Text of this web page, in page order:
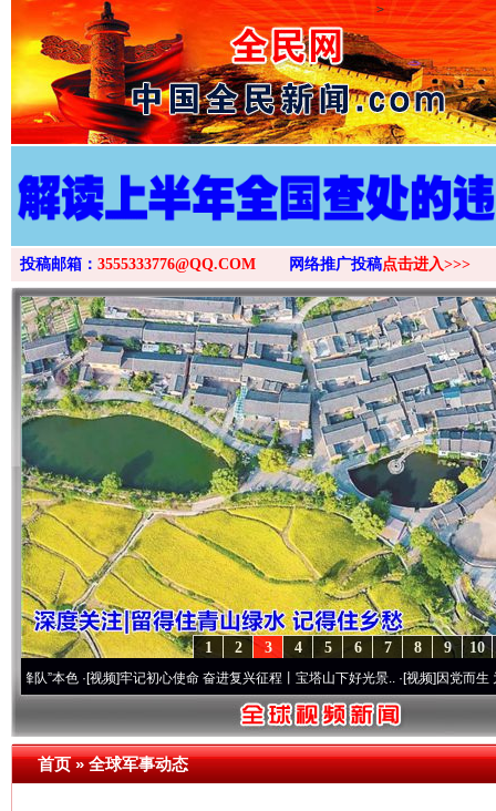
>
投稿邮箱： 3555333776@QQ.COM 网络推广投稿点击进入>>>
10
9
8
7
6
5
4
3
2
1
·[视频]牢记初心使命 奋进复兴征程丨宝塔山下好光景..·[视频]因党而生 为党而战
首页»全球军事动态